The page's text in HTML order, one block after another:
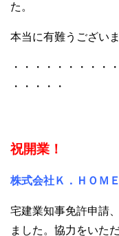
た。
本当に有難うございま
・・・・・・・・・
・・・・・
祝開業！
株式会社Ｋ．ＨＯＭ
宅建業知事免許申請
ました。協力をいた